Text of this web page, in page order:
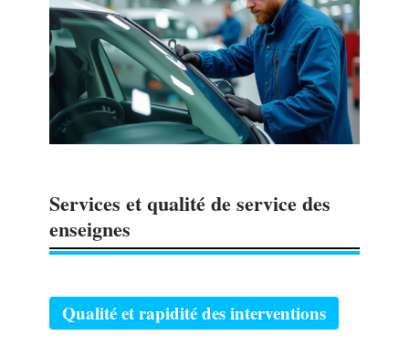
Services et qualité de service des
enseignes
Qualité et rapidité des interventions